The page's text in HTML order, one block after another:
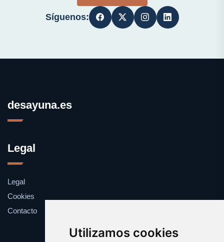
Utilizamos cookies
Síguenos:
desayuna.es
Legal
Legal
Cookies
Contacto